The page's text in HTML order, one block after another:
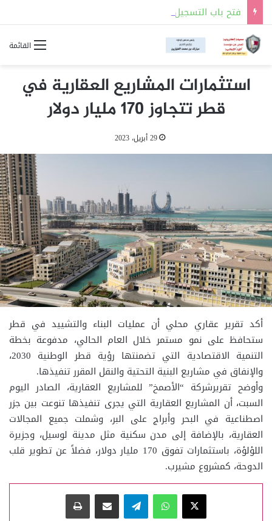
القائمة
استثمارات المشاريع العقارية في
قطر تتجاوز 170 مليار دولار
29 أبريل، 2023
أكد تقرير عقاري محلي أن عمليات البناء والتشييد في قطر
ستحافظ على نمو مستمر خلال العام الحالي، مدفوعة بخطة
التنمية الاقتصادية التي تضمنتها رؤية قطر الوطنية 2030،
والإنفاق في مشاريع البنية التحتية والنقل المقرر تنفيذها.
وأوضح تقريرشركة “الأصمخ” للمشاريع العقارية، الصادر اليوم
السبت، أن المشاريع العقارية التي يجرى تنفيذها تنوعت بين جزر
اصطناعية في البحر وأبراج على البر، وشملت جميع المجالات
العقارية، بالإضافة إلى مدن سكنية مثل مدينة لوسيل، وجزيرة
اللؤلؤة، باستثمارات تفوق 170 مليار دولار، فضلاً عن تطوير قلب
الدوحة، كمشروع مشيرب.
‫X
واتسابتيلقراممشاركة عبر البريد طباعة